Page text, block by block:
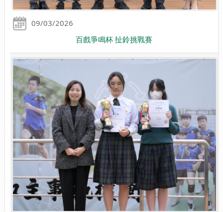
09/03/2026
百戲爭鳴杯 扯鈴挑戰賽